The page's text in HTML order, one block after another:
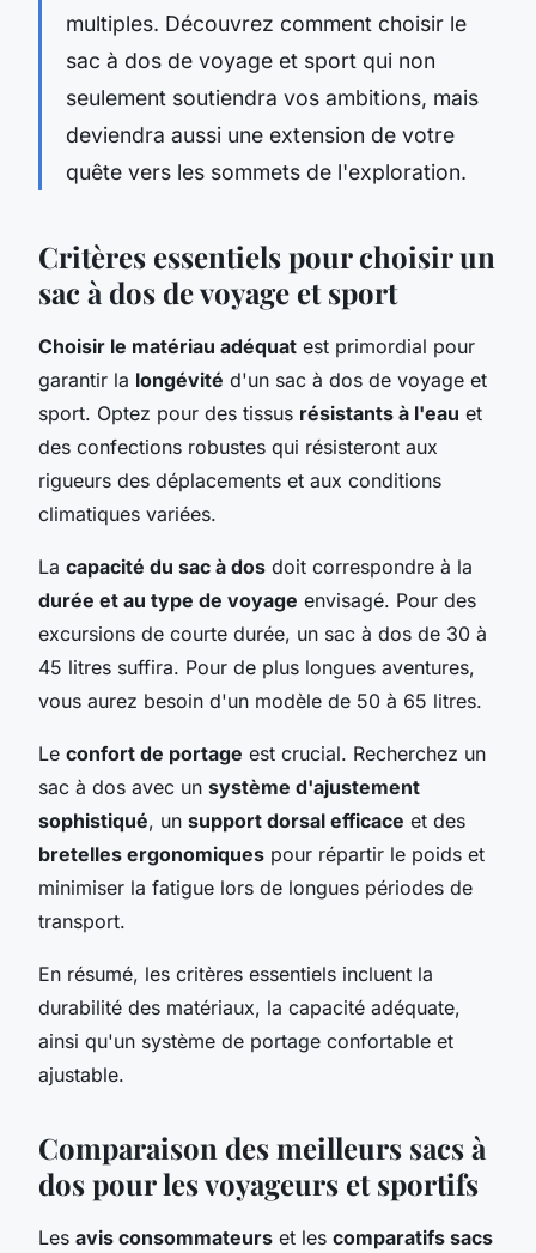
multiples. Découvrez comment choisir le
sac à dos de voyage et sport qui non
seulement soutiendra vos ambitions, mais
deviendra aussi une extension de votre
quête vers les sommets de l'exploration.
Critères essentiels pour choisir un
sac à dos de voyage et sport
Choisir le matériau adéquat est primordial pour
garantir la longévité d'un sac à dos de voyage et
sport. Optez pour des tissus résistants à l'eau et
des confections robustes qui résisteront aux
rigueurs des déplacements et aux conditions
climatiques variées.
La capacité du sac à dos doit correspondre à la
durée et au type de voyage envisagé. Pour des
excursions de courte durée, un sac à dos de 30 à
45 litres suffira. Pour de plus longues aventures,
vous aurez besoin d'un modèle de 50 à 65 litres.
Le confort de portage est crucial. Recherchez un
sac à dos avec un système d'ajustement
sophistiqué, un support dorsal efficace et des
bretelles ergonomiques pour répartir le poids et
minimiser la fatigue lors de longues périodes de
transport.
En résumé, les critères essentiels incluent la
durabilité des matériaux, la capacité adéquate,
ainsi qu'un système de portage confortable et
ajustable.
Comparaison des meilleurs sacs à
dos pour les voyageurs et sportifs
Les avis consommateurs et les comparatifs sacs